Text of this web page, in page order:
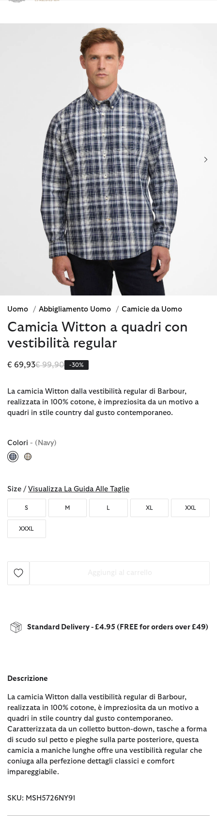
Clicca per visualizzare la nostra Dichiarazione di Accessibilità
Uomo / Abbigliamento Uomo / Camicie da Uomo
Camicia Witton a quadri con
vestibilità regular
€ 69,93Prezzo ridotto da
€ 99,90a -30%
La camicia Witton dalla vestibilità regular di Barbour,
realizzata in 100% cotone, è impreziosita da un motivo a
quadri in stile country dal gusto contemporaneo.
Colori - (Navy)
Size / Visualizza La Guida Alle Taglie
S M L XL XXL
XXXL
Standard Delivery - £4.95 (FREE for orders over £49)
Descrizione
La camicia Witton dalla vestibilità regular di Barbour,
realizzata in 100% cotone, è impreziosita da un motivo a
quadri in stile country dal gusto contemporaneo.
Caratterizzata da un colletto button-down, tasche a forma
di scudo sul petto e pieghe sulla parte posteriore, questa
camicia a maniche lunghe offre una vestibilità regular che
coniuga alla perfezione dettagli classici e comfort
impareggiabile.
SKU: MSH5726NY91